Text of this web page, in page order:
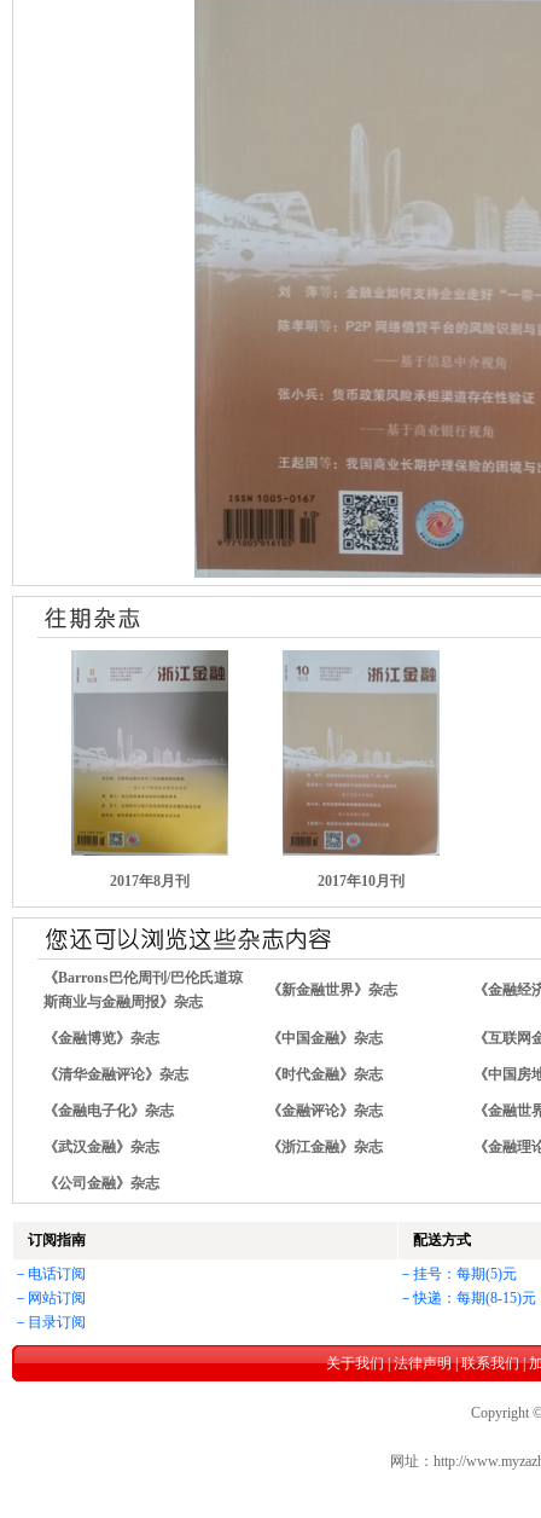
2017年8月刊 2017年10月刊
《Barrons巴伦周刊/巴伦氏道琼
斯商业与金融周报》杂志
《新金融世界》杂志 《金融经
《金融博览》杂志 《中国金融》杂志 《互联网
《清华金融评论》杂志 《时代金融》杂志 《中国房
《金融电子化》杂志 《金融评论》杂志 《金融世
《武汉金融》杂志 《浙江金融》杂志 《金融理
《公司金融》杂志